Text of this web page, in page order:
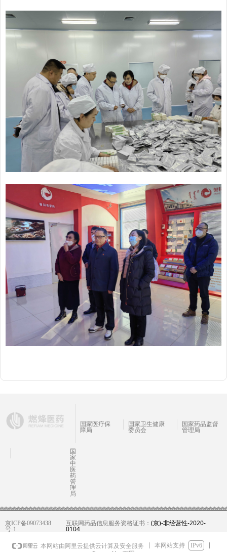
国家医疗保
障局
国家卫生健康
委员会
国家药品监督
管理局
国
家
中
医
药
管
理
局
京ICP备09073438
号-1
互联网药品信息服务资格证书： (京)-非经营性-2020-
0104
本网站由阿里云提供云计算及安全服务 本网站支持
IPv6